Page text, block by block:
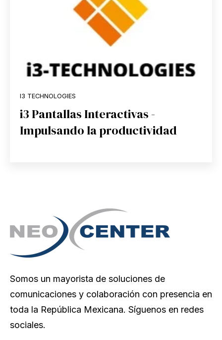
I3 TECHNOLOGIES
i3 Pantallas Interactivas -
Impulsando la productividad
Somos un mayorista de soluciones de
comunicaciones y colaboración con presencia en
toda la República Mexicana. Síguenos en redes
sociales.